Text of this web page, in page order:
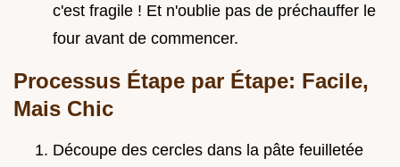
c'est fragile ! Et n'oublie pas de préchauffer le
four avant de commencer.
Processus Étape par Étape: Facile,
Mais Chic
Découpe des cercles dans la pâte feuilletée